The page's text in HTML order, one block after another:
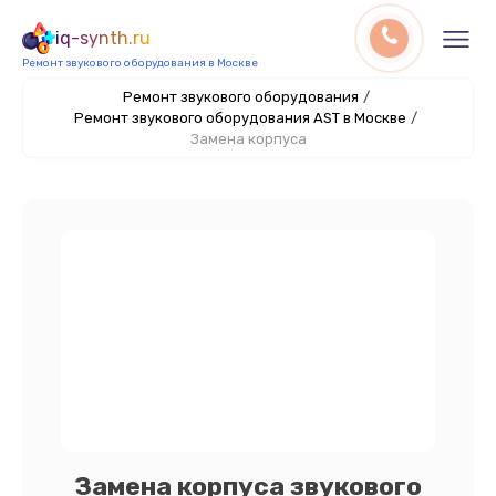
iq-synth.ru
Ремонт звукового оборудования в Москве
Ремонт звукового оборудования /
Ремонт звукового оборудования AST в Москве /
Замена корпуса
Замена корпуса звукового